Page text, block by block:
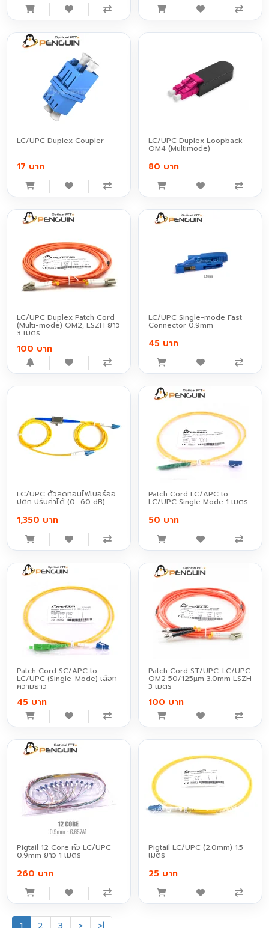
LC/UPC Duplex Coupler
17 บาท
LC/UPC Duplex Loopback
OM4 (Multimode)
80 บาท
LC/UPC Duplex Patch Cord
(Multi-mode) OM2, LSZH ยาว
3 เมตร
100 บาท
LC/UPC Single-mode Fast
Connector 0.9mm
45 บาท
LC/UPC ตัวลดทอนไฟเบอร์ออ
ปติก ปรับค่าได้ (0–60 dB)
1,350 บาท
Patch Cord LC/APC to
LC/UPC Single Mode 1 เมตร
50 บาท
Patch Cord SC/APC to
LC/UPC (Single-Mode) เลือก
ความยาว
45 บาท
Patch Cord ST/UPC-LC/UPC
OM2 50/125µm 3.0mm LSZH
3 เมตร
100 บาท
Pigtail 12 Core หัว LC/UPC
0.9mm ยาว 1 เมตร
260 บาท
Pigtail LC/UPC (2.0mm) 1.5
เมตร
25 บาท